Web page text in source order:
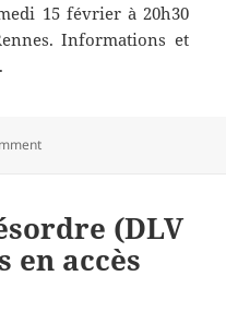
15 février à 20h30
Informations et
.
on Soirée lecture : Les
(DLV
en accès